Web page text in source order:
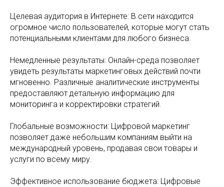
Целевая аудитория в Интернете: В сети находится
огромное число пользователей, которые могут стать
потенциальными клиентами для любого бизнеса.
Немедленные результаты: Онлайн-среда позволяет
увидеть результаты маркетинговых действий почти
мгновенно. Различные аналитические инструменты
предоставляют детальную информацию для
мониторинга и корректировки стратегий.
Глобальные возможности: Цифровой маркетинг
позволяет даже небольшим компаниям выйти на
международный уровень, продавая свои товары и
услуги по всему миру.
Эффективное использование бюджета: Цифровые